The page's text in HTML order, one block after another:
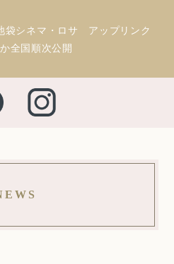
ネマ・ロサ アップリンク
全国順次公開